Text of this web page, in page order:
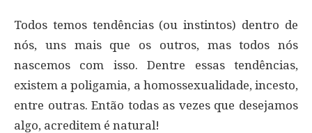
Todos temos tendências (ou instintos) dentro de
nós, uns mais que os outros, mas todos nós
nascemos com isso. Dentre essas tendências,
existem a poligamia, a homossexualidade, incesto,
entre outras. Então todas as vezes que desejamos
algo, acreditem é natural!